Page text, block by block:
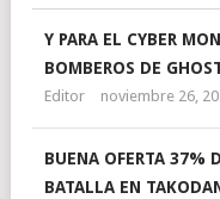
Y PARA EL CYBER
BOMBEROS DE
Editor noviembre 26,
BUENA OFERTA 37%
BATALLA EN